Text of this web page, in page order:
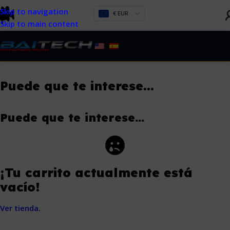
Skip to navigation
Skip to main content
€ EUR
Puede que te interese…
Puede que te interese…
¡Tu carrito actualmente está
vacío!
Ver tienda.